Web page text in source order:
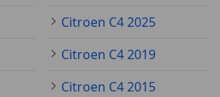
Citroen C4 2025
Citroen C4 2019
Citroen C4 2015